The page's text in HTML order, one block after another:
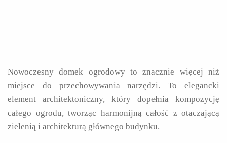
Nowoczesny domek ogrodowy to znacznie więcej niż
miejsce do przechowywania narzędzi. To elegancki
element architektoniczny, który dopełnia kompozycję
całego ogrodu, tworząc harmonijną całość z otaczającą
zielenią i architekturą głównego budynku.